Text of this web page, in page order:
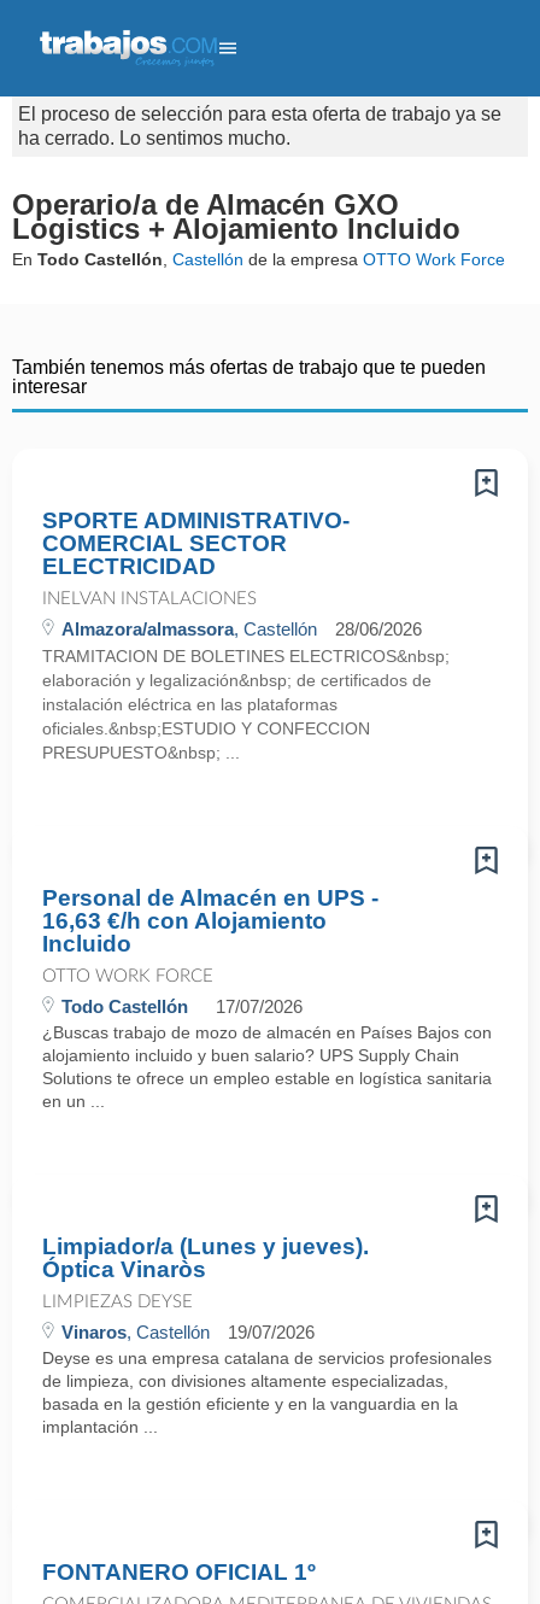
El proceso de selección para esta oferta de trabajo ya se
ha cerrado. Lo sentimos mucho.
Operario/a de Almacén GXO
Logistics + Alojamiento Incluido
En Todo Castellón Castellón de la empresa OTTO Work Force
También tenemos más ofertas de trabajo que te pueden
interesar
SPORTE ADMINISTRATIVO-
COMERCIAL SECTOR
ELECTRICIDAD
INELVAN INSTALACIONES
Almazora/almassora, Castellón 28/06/2026
TRAMITACION DE BOLETINES ELECTRICOS&nbsp;
elaboración y legalización&nbsp; de certificados de
instalación eléctrica en las plataformas
oficiales.&nbsp;ESTUDIO Y CONFECCION
PRESUPUESTO&nbsp; ...
Personal de Almacén en UPS -
16,63 €/h con Alojamiento
Incluido
OTTO WORK FORCE
Todo Castellón 17/07/2026
¿Buscas trabajo de mozo de almacén en Países Bajos con
alojamiento incluido y buen salario? UPS Supply Chain
Solutions te ofrece un empleo estable en logística sanitaria
en un ...
Limpiador/a (Lunes y jueves).
Óptica Vinaròs
LIMPIEZAS DEYSE
Vinaros, Castellón 19/07/2026
Deyse es una empresa catalana de servicios profesionales
de limpieza, con divisiones altamente especializadas,
basada en la gestión eficiente y en la vanguardia en la
implantación ...
FONTANERO OFICIAL 1º